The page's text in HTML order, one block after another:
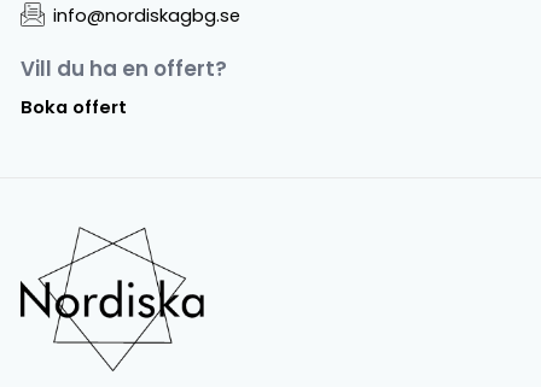
info@nordiskagbg.se
Vill du ha en offert?
Boka offert